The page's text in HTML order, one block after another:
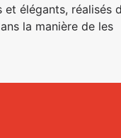
élégants, réalisés
la manière de les